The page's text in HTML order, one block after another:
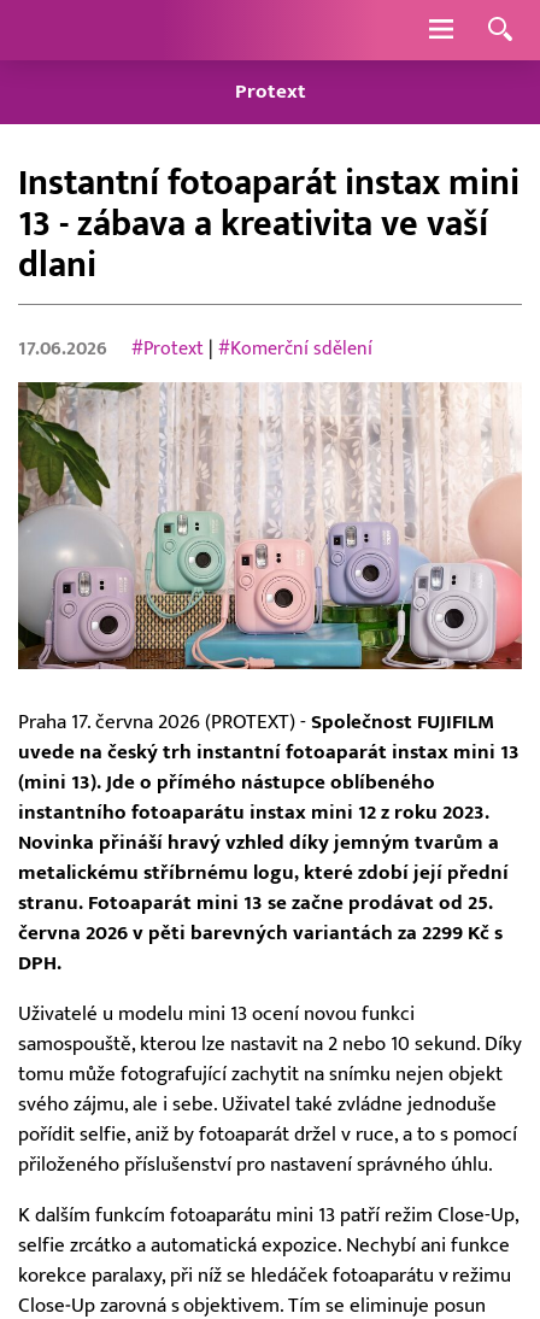
Navigace
Protext
Instantní fotoaparát instax mini
13 - zábava a kreativita ve vaší
dlani
17.06.2026 #Protext |#Komerční sdělení
Praha 17. června 2026 (PROTEXT) - Společnost FUJIFILM
uvede na český trh instantní fotoaparát instax mini 13
(mini 13). Jde o přímého nástupce oblíbeného
instantního fotoaparátu instax mini 12 z roku 2023.
Novinka přináší hravý vzhled díky jemným tvarům a
metalickému stříbrnému logu, které zdobí její přední
stranu. Fotoaparát mini 13 se začne prodávat od 25.
června 2026 v pěti barevných variantách za 2299 Kč s
DPH.
Uživatelé u modelu mini 13 ocení novou funkci
samospouště, kterou lze nastavit na 2 nebo 10 sekund. Díky
tomu může fotografující zachytit na snímku nejen objekt
svého zájmu, ale i sebe. Uživatel také zvládne jednoduše
pořídit selfie, aniž by fotoaparát držel v ruce, a to s pomocí
přiloženého příslušenství pro nastavení správného úhlu.
K dalším funkcím fotoaparátu mini 13 patří režim Close-Up,
selfie zrcátko a automatická expozice. Nechybí ani funkce
korekce paralaxy, při níž se hledáček fotoaparátu v režimu
Close‑Up zarovná s objektivem. Tím se eliminuje posun